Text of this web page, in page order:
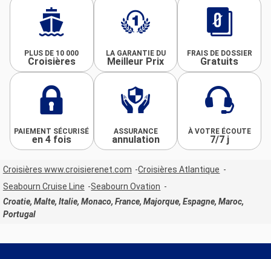
PLUS DE 10 000
Croisières
LA GARANTIE DU
Meilleur Prix
FRAIS DE DOSSIER
Gratuits
PAIEMENT SÉCURISÉ
en 4 fois
ASSURANCE
annulation
À VOTRE ÉCOUTE
7/7 j
Croisières www.croisierenet.com
Croisières Atlantique
Seabourn Cruise Line
Seabourn Ovation
Croatie, Malte, Italie, Monaco, France, Majorque, Espagne, Maroc,
Portugal